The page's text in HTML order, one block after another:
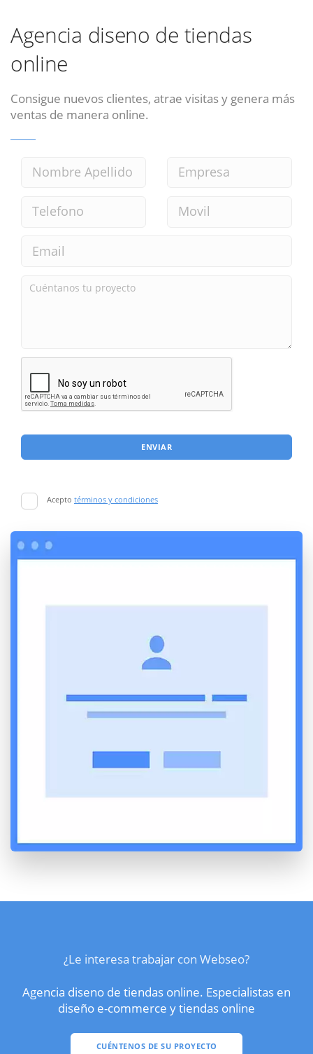
Agencia diseno de tiendas
online
Consigue nuevos clientes, atrae visitas y genera más
ventas de manera online.
ENVIAR
Acepto términos y condiciones
¿Le interesa trabajar con Webseo?
Agencia diseno de tiendas online. Especialistas en
diseño e-commerce y tiendas online
CUÉNTENOS DE SU PROYECTO